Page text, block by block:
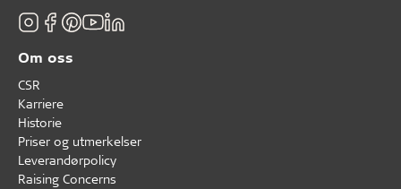
Om oss
CSR
Karriere
Historie
Priser og utmerkelser
Leverandørpolicy
Raising Concerns